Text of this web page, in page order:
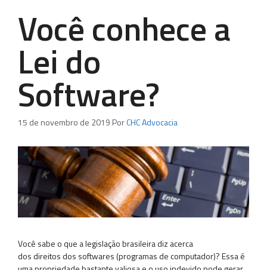
Você conhece a
Lei do
Software?
15 de novembro de 2019 PorCHC Advocacia
Você sabe o que a legislação brasileira diz acerca
dos direitos dos softwares (programas de computador)? Essa é